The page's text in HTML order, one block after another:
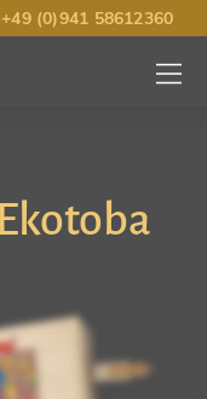
(0)941 58612360
MENÜ